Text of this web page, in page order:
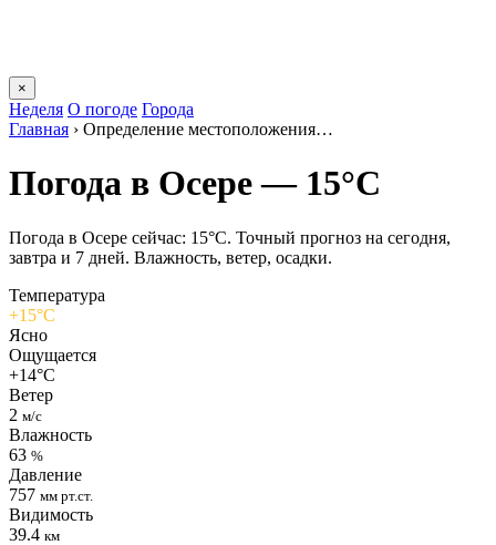
×
Неделя О погоде Города
Главная › Определение местоположения…
Погода в Осере — 15°C
Погода в Осере сейчас: 15°C. Точный прогноз на сегодня,
завтра и 7 дней. Влажность, ветер, осадки.
Температура
+15°C
Ясно
Ощущается
+14°C
Ветер
2 м/с
Влажность
63 %
Давление
757 мм рт.ст.
Видимость
39.4 км